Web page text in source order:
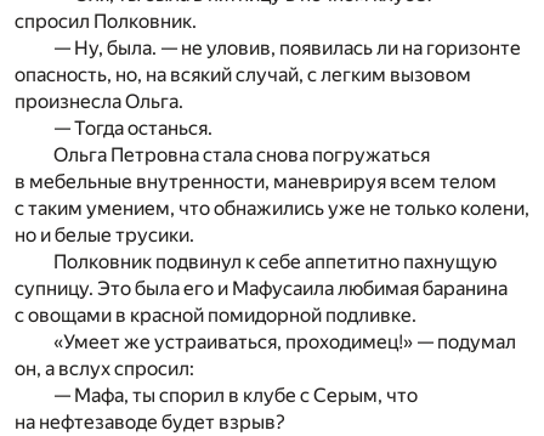
спросил Полковник.
— Ну, была. — не уловив, появилась ли на горизонте
опасность, но, на всякий случай, с легким вызовом
произнесла Ольга.
— Тогда останься.
Ольга Петровна стала снова погружаться
в мебельные внутренности, маневрируя всем телом
с таким умением, что обнажились уже не только колени,
но и белые трусики.
Полковник подвинул к себе аппетитно пахнущую
супницу. Это была его и Мафусаила любимая баранина
с овощами в красной помидорной подливке.
«Умеет же устраиваться, проходимец!» — подумал
он, а вслух спросил:
— Мафа, ты спорил в клубе с Серым, что
на нефтезаводе будет взрыв?